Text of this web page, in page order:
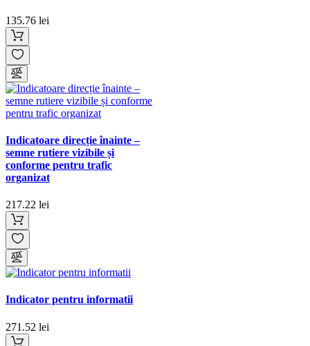
135.76 lei
Indicatoare direcție înainte –
semne rutiere vizibile și
conforme pentru trafic
organizat
217.22 lei
Indicator pentru informatii
271.52 lei